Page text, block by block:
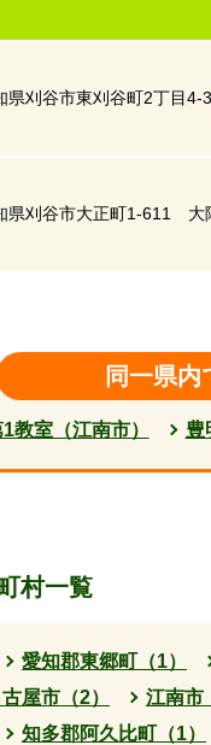
県刈谷市東刈谷町2丁目
県刈谷市大正町1-611 大
同一県内
教室（江南市） 豊
村一覧
愛知郡東郷町（1）
屋市（2） 江南市
知多郡阿久比町（1）